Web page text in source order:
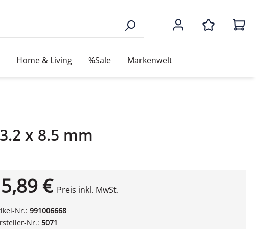
Home & Living %Sale Markenwelt
x 8.5 mm
€ Preis inkl. MwSt.
Nr.: 991006668
Nr.: 5071